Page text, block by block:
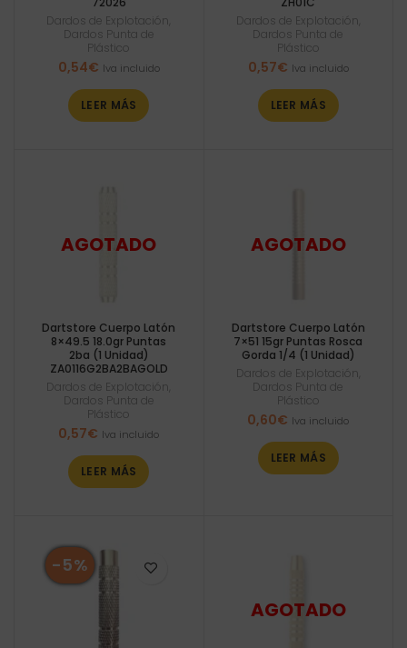
Dardos de Explotación
Dardos Punta de
Plástico
0,54€ Iva incluido
LEER MÁS
Dardos de Explotación
Dardos Punta de
Plástico
0,57€ Iva incluido
LEER MÁS
Dartstore Cuerpo Latón
8×49.5 18.0gr Puntas
2ba (1 Unidad)
ZA0116G2BA2BAGOLD
Dardos de Explotación
Dardos Punta de
Plástico
0,57€ Iva incluido
LEER MÁS
Dartstore Cuerpo Latón
7×51 15gr Puntas Rosca
Gorda 1/4 (1 Unidad)
Dardos de Explotación
Dardos Punta de
Plástico
0,60€ Iva incluido
LEER MÁS
-5%